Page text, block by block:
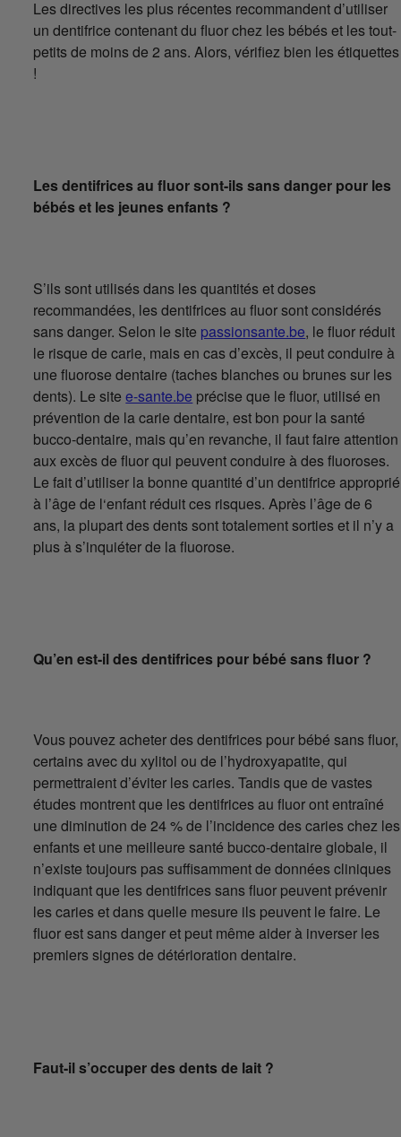
Les directives les plus récentes recommandent d’utiliser
un dentifrice contenant du fluor chez les bébés et les tout-
petits de moins de 2 ans. Alors, vérifiez bien les étiquettes
!
Les dentifrices au fluor sont-ils sans danger pour les
bébés et les jeunes enfants ?
S’ils sont utilisés dans les quantités et doses
recommandées, les dentifrices au fluor sont considérés
sans danger. Selon le site passionsante.be, le fluor réduit
le risque de carie, mais en cas d’excès, il peut conduire à
une fluorose dentaire (taches blanches ou brunes sur les
dents). Le sitee-sante.be précise que le fluor, utilisé en
prévention de la carie dentaire, est bon pour la santé
bucco-dentaire, mais qu’en revanche, il faut faire attention
aux excès de fluor qui peuvent conduire à des fluoroses.
Le fait d’utiliser la bonne quantité d’un dentifrice approprié
à l’âge de l‘enfant réduit ces risques. Après l’âge de 6
ans, la plupart des dents sont totalement sorties et il n’y a
plus à s’inquiéter de la fluorose.
Qu’en est-il des dentifrices pour bébé sans fluor ?
Vous pouvez acheter des dentifrices pour bébé sans fluor,
certains avec du xylitol ou de l’hydroxyapatite, qui
permettraient d’éviter les caries. Tandis que de vastes
études montrent que les dentifrices au fluor ont entraîné
une diminution de 24 % de l’incidence des caries chez les
enfants et une meilleure santé bucco-dentaire globale, il
n’existe toujours pas suffisamment de données cliniques
indiquant que les dentifrices sans fluor peuvent prévenir
les caries et dans quelle mesure ils peuvent le faire. Le
fluor est sans danger et peut même aider à inverser les
premiers signes de détérioration dentaire.
Faut-il s’occuper des dents de lait ?